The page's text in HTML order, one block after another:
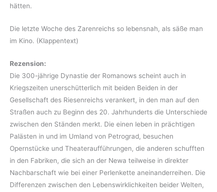
hätten.
Die letzte Woche des Zarenreichs so lebensnah, als säße man
im Kino. (Klappentext)
Rezension:
Die 300-jährige Dynastie der Romanows scheint auch in
Kriegszeiten unerschütterlich mit beiden Beiden in der
Gesellschaft des Riesenreichs verankert, in den man auf den
Straßen auch zu Beginn des 20. Jahrhunderts die Unterschiede
zwischen den Ständen merkt. Die einen leben in prächtigen
Palästen in und im Umland von Petrograd, besuchen
Opernstücke und Theateraufführungen, die anderen schufften
in den Fabriken, die sich an der Newa teilweise in direkter
Nachbarschaft wie bei einer Perlenkette aneinanderreihen. Die
Differenzen zwischen den Lebenswirklichkeiten beider Welten,